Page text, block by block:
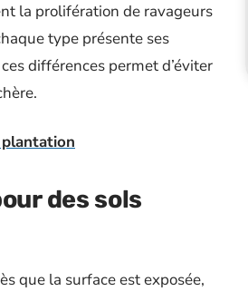
la prolifération de ravageurs
type présente ses
différences permet d’éviter
des sols
que la surface est exposée,